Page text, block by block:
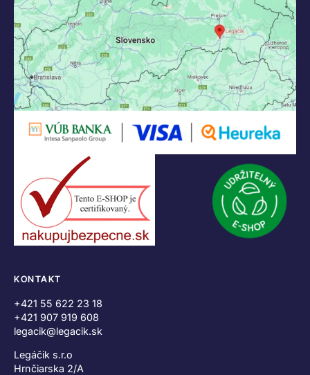
KONTAKT
+421 55 622 23 18
+421 907 919 608
legacik@legacik.sk
Legáčik s.r.o
Hrnčiarska 2/A